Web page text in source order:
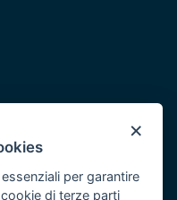
×
per garantire
di terze parti